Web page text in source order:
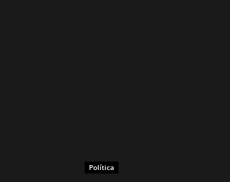
Política